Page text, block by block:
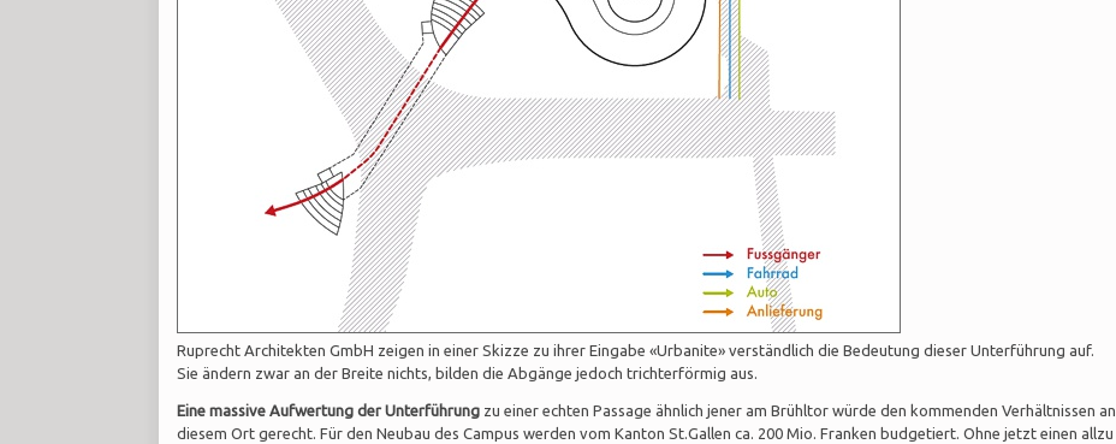
Ruprecht Architekten GmbH zeigen in einer Skizze zu ihrer Eingabe «Urbanite» verständlich die Bedeutung dieser Unterführung auf.
Sie ändern zwar an der Breite nichts, bilden die Abgänge jedoch trichterförmig aus.
Eine massive Aufwertung der Unterführung zu einer echten Passage ähnlich jener am Brühltor würde den kommenden Verhältnissen an
diesem Ort gerecht. Für den Neubau des Campus werden vom Kanton St.Gallen ca. 200 Mio. Franken budgetiert. Ohne jetzt einen allzu